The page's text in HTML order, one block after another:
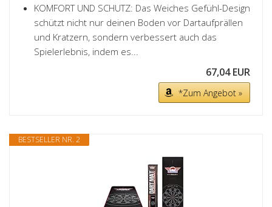
KOMFORT UND SCHUTZ: Das Weiches Gefühl-Design
schützt nicht nur deinen Boden vor Dartaufprällen
und Kratzern, sondern verbessert auch das
Spielerlebnis, indem es...
67,04 EUR
*Zum Angebot »
BESTSELLER NR. 2